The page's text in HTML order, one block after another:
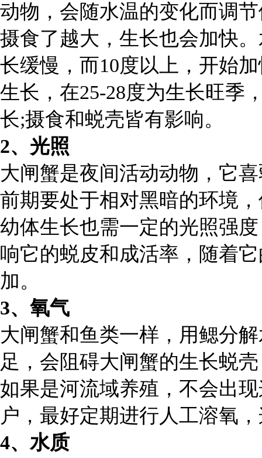
动物，会随水温的变化而调
摄食了越大，生长也会加快
长缓慢，而10度以上，开始
生长，在25-28度为生长旺季
长;摄食和蜕壳皆有影响。
2、光照
大闸蟹是夜间活动动物，它
前期要处于相对黑暗的环境
幼体生长也需一定的光照强
响它的蜕皮和成活率，随着
加。
3、氧气
大闸蟹和鱼类一样，用鳃分
足，会阻碍大闸蟹的生长蜕
如果是河流域养殖，不会出
户，最好定期进行人工溶氧
4、水质